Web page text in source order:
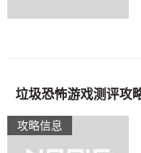
攻略信息
垃圾恐怖游戏测评攻